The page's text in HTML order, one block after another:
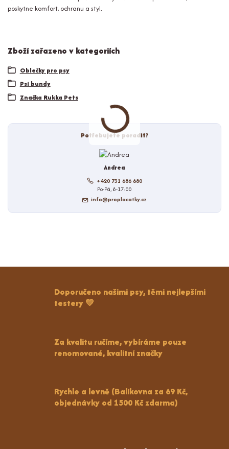
poskytne komfort, ochranu a styl.
Zboží zařazeno v kategoriích
Oblečky pro psy
Psí bundy
Značka Rukka Pets
Potřebujete poradit?
Andrea
+420 731 686 680
Po-Pá, 8-17:00
info@proplacatky.cz
Doporučeno našimi psy, těmi nejlepšími
testery 💛
Za kvalitu ručíme, vybíráme pouze
renomované, kvalitní značky
Rychle a levně (Balíkovna za 69 Kč,
objednávky od 1500 Kč zdarma)